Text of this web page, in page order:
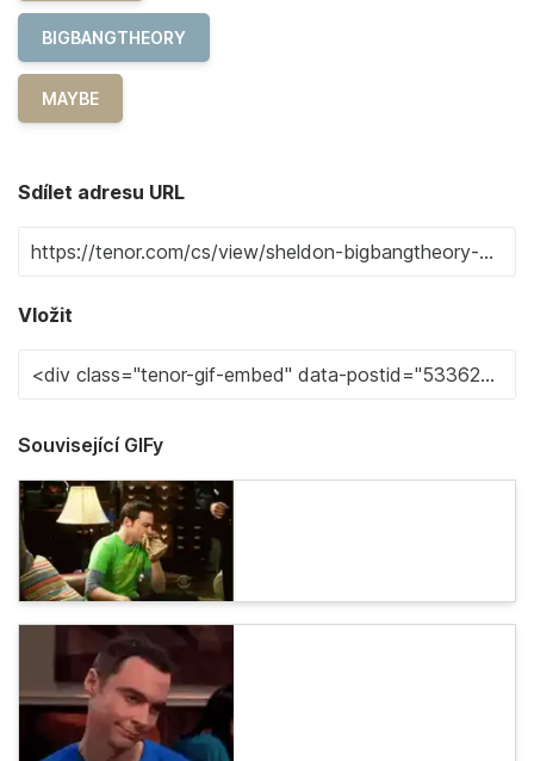
BIGBANGTHEORY
MAYBE
Sdílet adresu URL
Vložit
Související GIFy